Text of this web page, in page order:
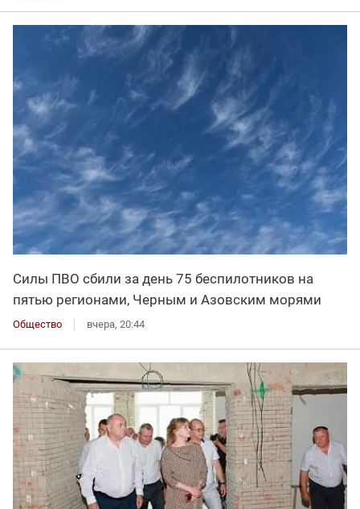
Силы ПВО сбили за день 75 беспилотников на
пятью регионами, Черным и Азовским морями
Общество вчера, 20:44